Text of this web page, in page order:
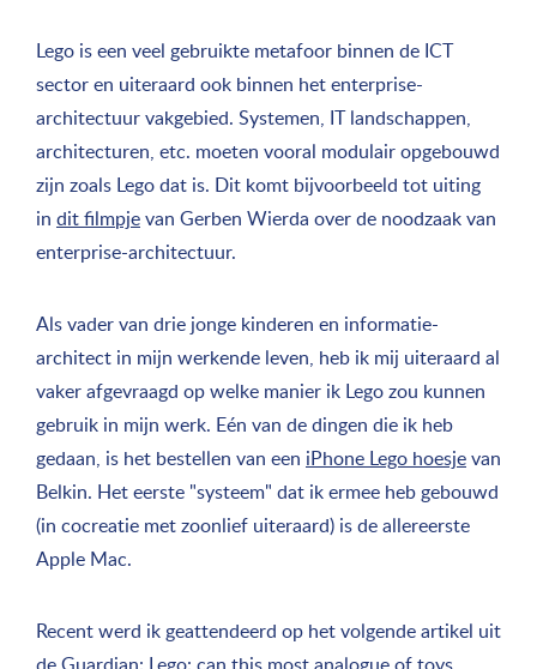
Lego is een veel gebruikte metafoor binnen de ICT
sector en uiteraard ook binnen het enterprise-
architectuur vakgebied. Systemen, IT landschappen,
architecturen, etc. moeten vooral modulair opgebouwd
zijn zoals Lego dat is. Dit komt bijvoorbeeld tot uiting
in dit filmpjevan Gerben Wierda over de noodzaak van
enterprise-architectuur.
Als vader van drie jonge kinderen en informatie-
architect in mijn werkende leven, heb ik mij uiteraard al
vaker afgevraagd op welke manier ik Lego zou kunnen
gebruik in mijn werk. Eén van de dingen die ik heb
gedaan, is het bestellen van een iPhone Lego hoesjevan
Belkin. Het eerste "systeem" dat ik ermee heb gebouwd
(in cocreatie met zoonlief uiteraard) is de allereerste
Apple Mac.
Recent werd ik geattendeerd op het volgende artikel uit